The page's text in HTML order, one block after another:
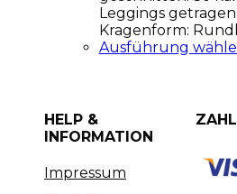
Leggings
Kragenform:
Ausführung
HELP &
INFORMATION
Impressum